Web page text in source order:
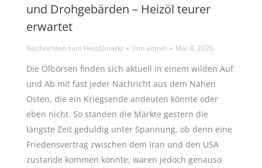
und Drohgebärden – Heizöl teurer
erwartet
Nachrichten zum Heizölmarkt Vonadmin Mai 8, 2026
Die Ölbörsen finden sich aktuell in einem wilden Auf
und Ab mit fast jeder Nachricht aus dem Nahen
Osten, die ein Kriegsende andeuten könnte oder
eben nicht. So standen die Märkte gestern die
längste Zeit geduldig unter Spannung, ob denn eine
Friedensvertrag zwischen dem Iran und den USA
zustande kommen könnte, waren jedoch genauso